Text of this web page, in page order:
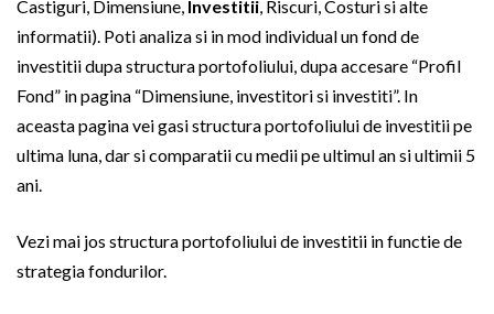
Castiguri, Dimensiune, Investitii, Riscuri, Costuri si alte
informatii). Poti analiza si in mod individual un fond de
investitii dupa structura portofoliului, dupa accesare “Profil
Fond” in pagina “Dimensiune, investitori si investiti”. In
aceasta pagina vei gasi structura portofoliului de investitii pe
ultima luna, dar si comparatii cu medii pe ultimul an si ultimii 5
ani.
Vezi mai jos structura portofoliului de investitii in functie de
strategia fondurilor.